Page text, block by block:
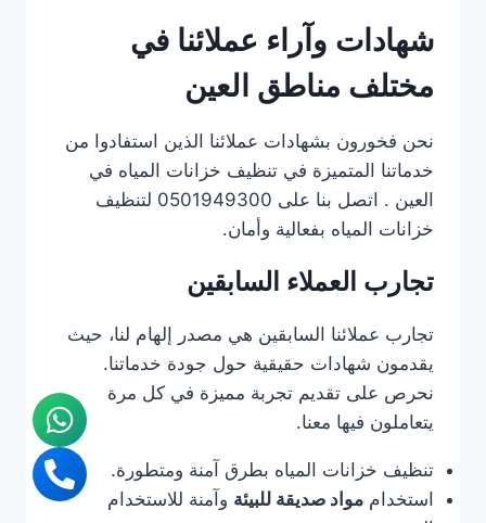
شهادات وآراء عملائنا في
مختلف مناطق العين
نحن فخورون بشهادات عملائنا الذين استفادوا من
خدماتنا المتميزة في تنظيف خزانات المياه في
العين . اتصل بنا على 0501949300 لتنظيف
خزانات المياه بفعالية وأمان.
تجارب العملاء السابقين
تجارب عملائنا السابقين هي مصدر إلهام لنا، حيث
يقدمون شهادات حقيقية حول جودة خدماتنا.
نحرص على تقديم تجربة مميزة في كل مرة
يتعاملون فيها معنا.
تنظيف خزانات المياه بطرق آمنة ومتطورة.
استخدام مواد صديقة للبيئة وآمنة للاستخدام